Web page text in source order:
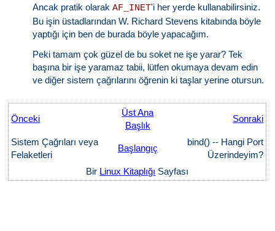
Ancak pratik olarakAF_INET'i her yerde kullanabilirsiniz.
Bu işin üstadlarından W. Richard Stevens kitabında böyle
yaptığı için ben de burada böyle yapacağım.
Peki tamam çok güzel de bu soket ne işe yarar? Tek
başına bir işe yaramaz tabii, lütfen okumaya devam edin
ve diğer sistem çağrılarını öğrenin ki taşlar yerine otursun.
Önceki
Üst Ana
Başlık
Sonraki
Sistem Çağrıları veya
Felaketleri
Başlangıç
bind() -- Hangi Port
Üzerindeyim?
Bir Linux Kitaplığı Sayfası